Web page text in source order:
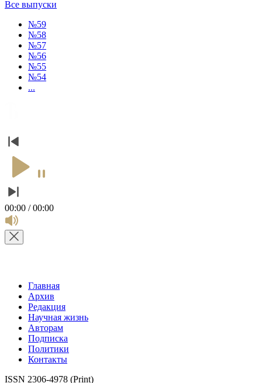
Все выпуски
№59
№58
№57
№56
№55
№54
...
00:00 / 00:00
Главная
Архив
Редакция
Научная жизнь
Авторам
Подписка
Политики
Контакты
ISSN 2306-4978 (Print)